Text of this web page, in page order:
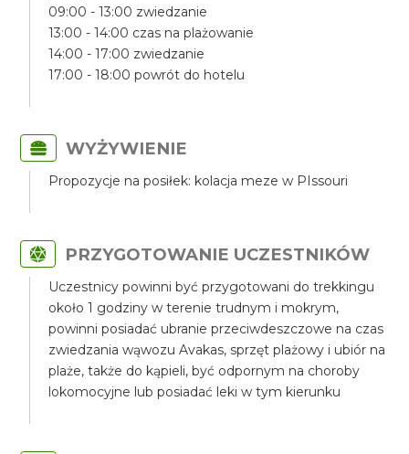
09:00 - 13:00 zwiedzanie
13:00 - 14:00 czas na plażowanie
14:00 - 17:00 zwiedzanie
17:00 - 18:00 powrót do hotelu
WYŻYWIENIE
Propozycje na posiłek: kolacja meze w PIssouri
PRZYGOTOWANIE UCZESTNIKÓW
Uczestnicy powinni być przygotowani do trekkingu
około 1 godziny w terenie trudnym i mokrym,
powinni posiadać ubranie przeciwdeszczowe na czas
zwiedzania wąwozu Avakas, sprzęt plażowy i ubiór na
plaże, także do kąpieli, być odpornym na choroby
lokomocyjne lub posiadać leki w tym kierunku